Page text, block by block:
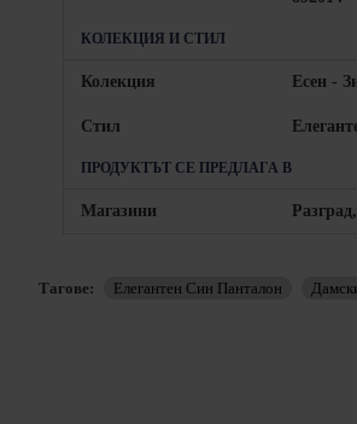
КОЛЕКЦИЯ И СТИЛ
Колекция Есен -
Стил
ПРОДУКТЪТ СЕ ПРЕДЛАГА В
Магазини
Тагове: Елегантен Син Панталон